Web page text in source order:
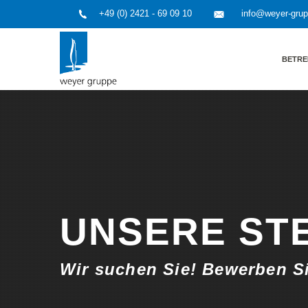
+49 (0) 2421 - 69 09 10 info@weyer-
UNSERE
Wir suchen Sie! Bewerben